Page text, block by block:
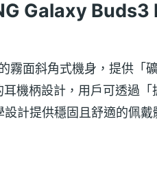
Galaxy Buds3
霧面斜角式機身，提供「
機柄設計，用戶可透過「
計提供穩固且舒適的佩戴
鬆抵禦雨天使用。